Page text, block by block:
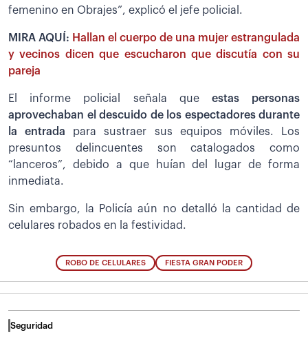
femenino en Obrajes”, explicó el jefe policial.
MIRA AQUÍ: Hallan el cuerpo de una mujer estrangulada
y vecinos dicen que escucharon que discutía con su
pareja
El informe policial señala que estas personas
aprovechaban el descuido de los espectadores durante
la entrada para sustraer sus equipos móviles. Los
presuntos delincuentes son catalogados como
“lanceros”, debido a que huían del lugar de forma
inmediata.
Sin embargo, la Policía aún no detalló la cantidad de
celulares robados en la festividad.
ROBO DE CELULARES FIESTA GRAN PODER
Seguridad